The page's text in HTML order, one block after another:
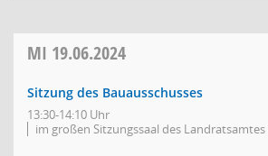
MI 19.06.2024
Sitzung des Bauausschusses
13:30-14:10 Uhr
im großen Sitzungssaal des Landratsamtes